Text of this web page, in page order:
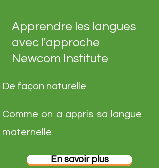
Apprendre les langues
avec l'approche
Newcom Institute
De façon naturelle
Comme on a appris sa langue
maternelle
En savoir plus